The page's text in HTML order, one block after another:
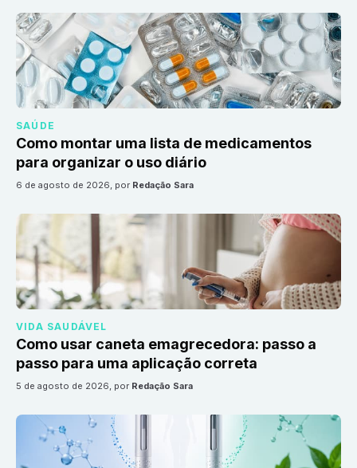
SAÚDE
Como montar uma lista de medicamentos
para organizar o uso diário
6 de agosto de 2026, por Redação Sara
VIDA SAUDÁVEL
Como usar caneta emagrecedora: passo a
passo para uma aplicação correta
5 de agosto de 2026, por Redação Sara